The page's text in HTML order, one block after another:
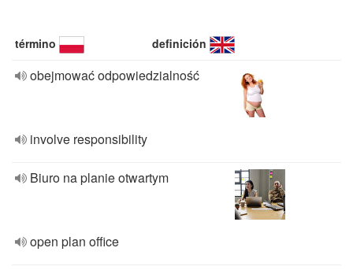
término definición
obejmować odpowiedzialność
involve responsibility
Biuro na planie otwartym
open plan office